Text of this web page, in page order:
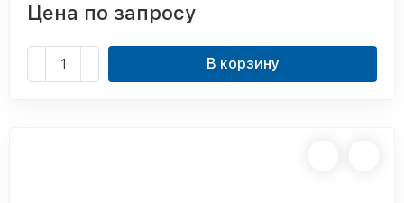
Цена по запросу
В корзину